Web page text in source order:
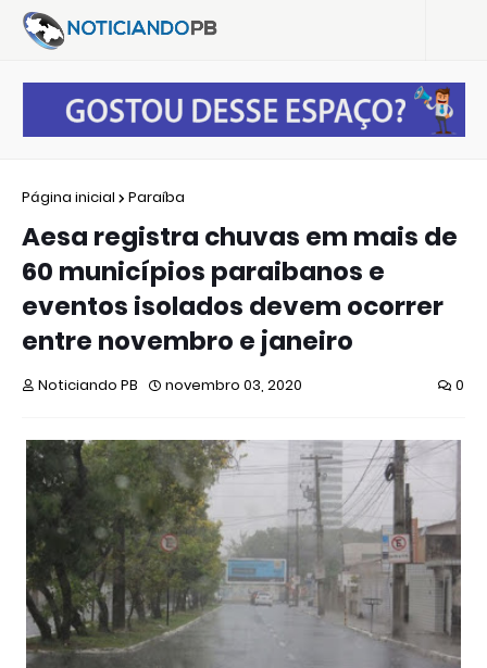
Página inicial Paraíba
Aesa registra chuvas em mais de
60 municípios paraibanos e
eventos isolados devem ocorrer
entre novembro e janeiro
Noticiando PB novembro 03, 2020 0